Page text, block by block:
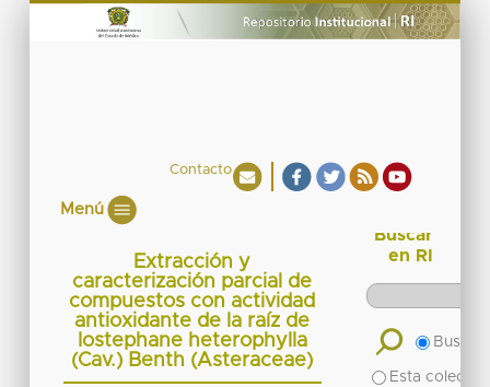
Contacto
Menú
Extracción y
caracterización parcial de
compuestos con actividad
antioxidante de la raíz de
Iostephane heterophylla
(Cav.) Benth (Asteraceae)
Buscar
en RI
Buscar
Esta